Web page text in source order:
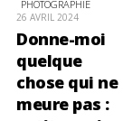
PHOTOGRAPHIE
26 AVRIL 2024
Donne-moi
quelque
chose qui ne
meure pas :